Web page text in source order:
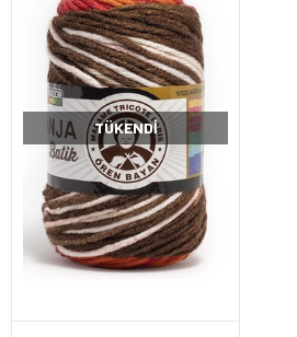
TÜKENDI